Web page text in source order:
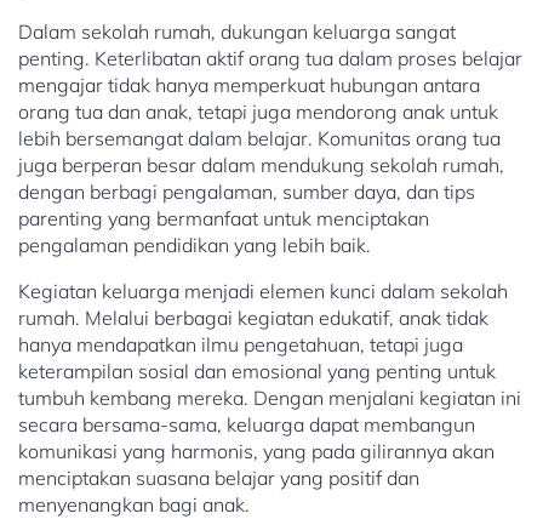
Dalam sekolah rumah, dukungan keluarga sangat
penting. Keterlibatan aktif orang tua dalam proses belajar
mengajar tidak hanya memperkuat hubungan antara
orang tua dan anak, tetapi juga mendorong anak untuk
lebih bersemangat dalam belajar. Komunitas orang tua
juga berperan besar dalam mendukung sekolah rumah,
dengan berbagi pengalaman, sumber daya, dan tips
parenting yang bermanfaat untuk menciptakan
pengalaman pendidikan yang lebih baik.
Kegiatan keluarga menjadi elemen kunci dalam sekolah
rumah. Melalui berbagai kegiatan edukatif, anak tidak
hanya mendapatkan ilmu pengetahuan, tetapi juga
keterampilan sosial dan emosional yang penting untuk
tumbuh kembang mereka. Dengan menjalani kegiatan ini
secara bersama-sama, keluarga dapat membangun
komunikasi yang harmonis, yang pada gilirannya akan
menciptakan suasana belajar yang positif dan
menyenangkan bagi anak.